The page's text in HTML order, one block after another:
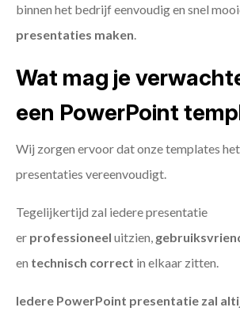
binnen het bedrijf eenvoudig en snel
presentaties maken.
Wat mag je
een PowerPoint
Wij zorgen ervoor dat onze templates
presentaties vereenvoudigt.
Tegelijkertijd zal iedere presentatie
er professioneel uitzien,
en technisch correct in elkaar zitten.
Iedere PowerPoint presentatie zal